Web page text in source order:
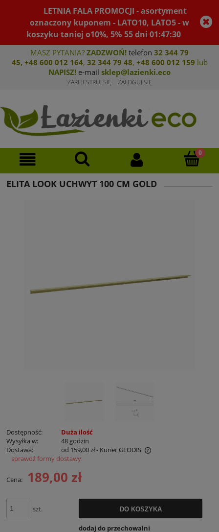
LETNIA FALA PROMOCJI - asortyment
oznaczony kuponem - LATO10, LATO5 - w
koszyku taniej o10%, 5% 55dni01:47:30
MASZ PYTANIA? ZADZWOŃ! telefon 32 344 79
45, +48 600 012 164, 32 344 79 48, +48 600 012 159 lub
NAPISZ! e-mail sklep@lazienki.eco
ZAREJESTRUJ SIĘ ZALOGUJ SIĘ
ELITA LOOK UCHWYT 100 CM GOLD
Dostępność:
Duża ilość
Wysyłka w:
48 godzin
Dostawa:
od 159,00 zł- Kurier GEODIS
Cena nie zawiera ewentualnych kosztów płatności
sprawdź formy dostawy
Cena: 189,00 zł
szt. DO KOSZYKA
dodaj do przechowalni